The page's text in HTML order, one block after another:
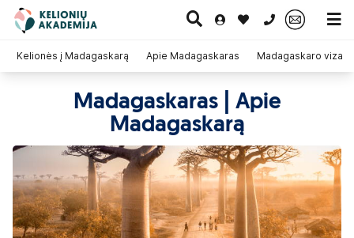
0 700 11007
Pažintinės
kelionės
Egzotinės
kelionės
Kelionės į Madagaskarą Apie Madagaskaras Madagaskaro viza
Madagaskaras | Apie
Madagaskarą